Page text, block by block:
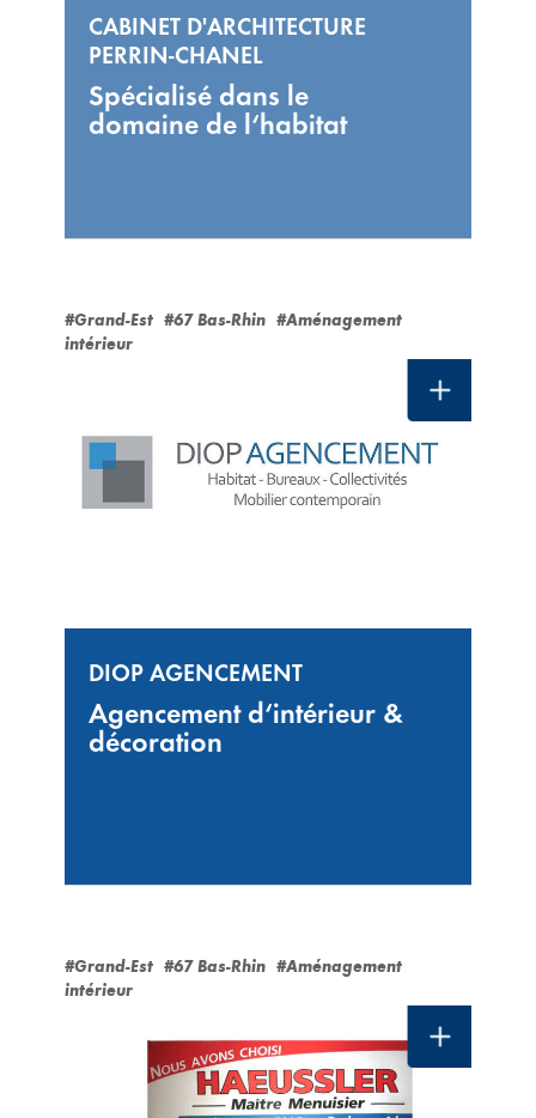
CABINET D'ARCHITECTURE
PERRIN-CHANEL
Spécialisé dans le
domaine de l‘habitat
#Grand-Est #67 Bas-Rhin #Aménagement
intérieur
DIOP AGENCEMENT
Agencement d‘intérieur &
décoration
#Grand-Est #67 Bas-Rhin #Aménagement
intérieur